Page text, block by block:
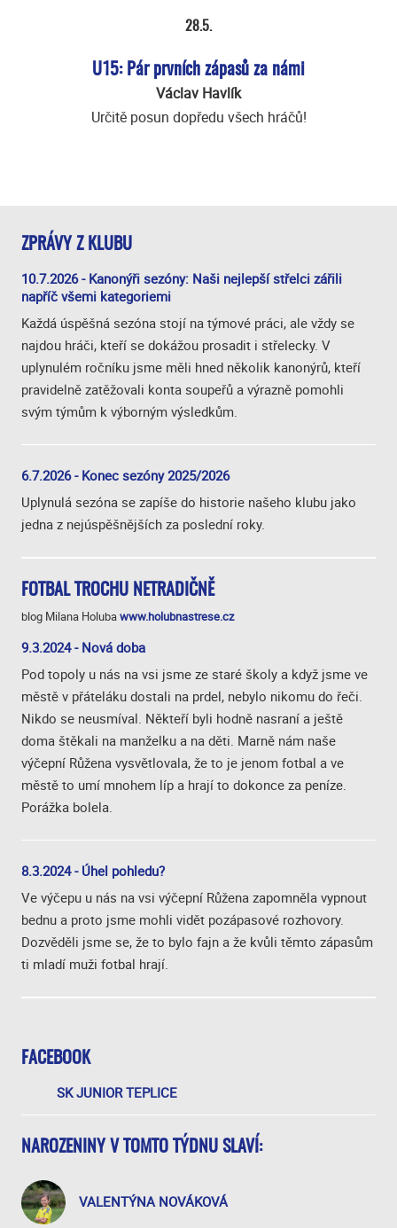
FACEBOOK
SK JUNIOR TEPLICE
NAROZENINY V TOMTO TÝDNU SLAVÍ:
VALENTÝNA NOVÁKOVÁ
28.5.
U15: Pár prvních zápasů za námi
Václav Havlík
Určitě posun dopředu všech hráčů!
ZPRÁVY Z KLUBU
10.7.2026 - Kanonýři sezóny: Naši nejlepší střelci zářili
napříč všemi kategoriemi
Každá úspěšná sezóna stojí na týmové práci, ale vždy se
najdou hráči, kteří se dokážou prosadit i střelecky. V
uplynulém ročníku jsme měli hned několik kanonýrů, kteří
pravidelně zatěžovali konta soupeřů a výrazně pomohli
svým týmům k výborným výsledkům.
6.7.2026 - Konec sezóny 2025/2026
Uplynulá sezóna se zapíše do historie našeho klubu jako
jedna z nejúspěšnějších za poslední roky.
FOTBAL TROCHU NETRADIČNĚ
blog Milana Holubawww.holubnastrese.cz
9.3.2024 - Nová doba
Pod topoly u nás na vsi jsme ze staré školy a když jsme ve
městě v přáteláku dostali na prdel, nebylo nikomu do řeči.
Nikdo se neusmíval. Někteří byli hodně nasraní a ještě
doma štěkali na manželku a na děti. Marně nám naše
výčepní Růžena vysvětlovala, že to je jenom fotbal a ve
městě to umí mnohem líp a hrají to dokonce za peníze.
Porážka bolela.
8.3.2024 - Úhel pohledu?
Ve výčepu u nás na vsi výčepní Růžena zapomněla vypnout
bednu a proto jsme mohli vidět pozápasové rozhovory.
Dozvěděli jsme se, že to bylo fajn a že kvůli těmto zápasům
ti mladí muži fotbal hrají.